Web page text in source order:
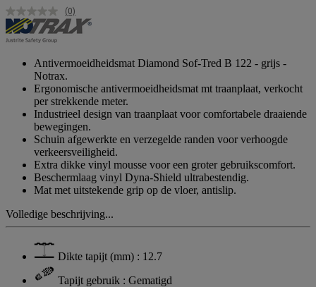
Geen
scorewaarde.
(0)
Antivermoeidheidsmat Diamond Sof-Tred B 122 - grijs -
Notrax.
Ergonomische antivermoeidheidsmat mt traanplaat, verkocht
per strekkende meter.
Industrieel design van traanplaat voor comfortabele draaiende
bewegingen.
Schuin afgewerkte en verzegelde randen voor verhoogde
verkeersveiligheid.
Extra dikke vinyl mousse voor een groter gebruikscomfort.
Beschermlaag vinyl Dyna-Shield ultrabestendig.
Mat met uitstekende grip op de vloer, antislip.
Volledige beschrijving...
Dikte tapijt (mm) : 12.7
Tapijt gebruik : Gematigd